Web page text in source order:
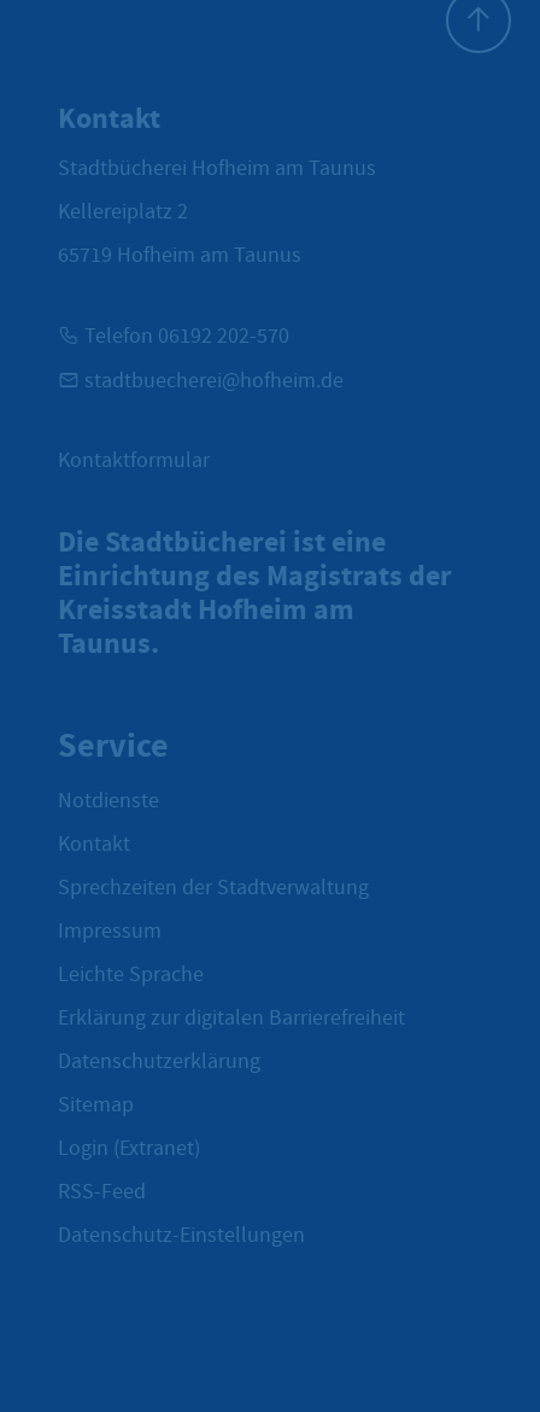
Kontakt
Stadtbücherei Hofheim am Taunus
Kellereiplatz 2
65719 Hofheim am Taunus
Telefon 06192 202-570
stadtbuecherei@hofheim.de
Kontaktformular
Die Stadtbücherei ist eine
Einrichtung des Magistrats der
Kreisstadt Hofheim am
Taunus.
Service
Notdienste
Kontakt
Sprechzeiten der Stadtverwaltung
Impressum
Leichte Sprache
Erklärung zur digitalen Barrierefreiheit
Datenschutzerklärung
Sitemap
Login (Extranet)
RSS-Feed
Datenschutz-Einstellungen